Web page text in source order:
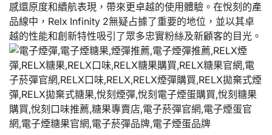
感還原度和續航表現，帶來更卓越的使用體驗。在悅刻的產
品線中，Relx Infinity 2無疑占據了重要的地位，並以其卓
越的性能和創新特性吸引了眾多忠實粉絲及新顧客的目光。